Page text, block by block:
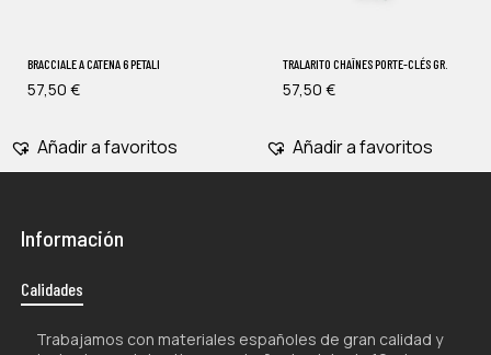
BRACCIALE A CATENA 6 PETALI
57,50 €
Añadir a favoritos
TRALARITO CHAÎNES PORTE-CLÉS GR.
57,50 €
Añadir a favoritos
Información
Calidades
Trabajamos con materiales españoles de gran calidad y